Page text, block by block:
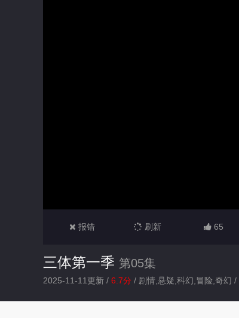
报错 刷新 65
三体第一季 第05集
2025-11-11更新 / 6.7分 / 剧情,悬疑,科幻,冒险,奇幻 /